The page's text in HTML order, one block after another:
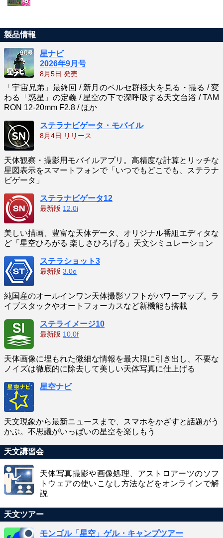
製品情報
星ナビ
2026年9月号
8月5日 発売
「宇宙兄弟」最終回 / 新月のペルセ群極大を見る・撮る / 変
わる「惑星」の定義 / 星空の下で深呼吸する天文台浴 / TAM
RON 12-20mm F2.8 / ほか
ステラナビゲータ・モバイル
8月4日 リリース
天体観察・撮影用モバイルアプリ。高精度な計算とリッチな
星図表示をスマートフォンで「いつでもどこでも、ステラナ
ビゲータ」
ステラナビゲータ12
最新版 12.0i
美しい描画、豊富な天体データ、オリジナル番組エディタな
ど「星空ひろがる 楽しさひろげる」天文シミュレーション
ステラショット3
最新版 3.0o
純国産のオールインワン天体撮影ソフトがパワーアップ。ラ
イブスタックやオートフォーカスなど新機能も搭載
ステライメージ10
最新版 10.0f
天体画像に埋もれた微細な情報を最大限に引き出し、不要な
ノイズは徹底的に除去して美しい天体写真に仕上げる
星空ナビ
天文現象から最新ニュースまで、スマホをかざすと話題がう
かぶ。不思議がいっぱいの星空を楽しもう
天文講習会
天体写真撮影や画像処理、アストロアーツのソフ
トウェアの使いこなし方法などをオンラインで解
説
天文ツアー
モンゴル「星空」ゲル・キャンプツアー